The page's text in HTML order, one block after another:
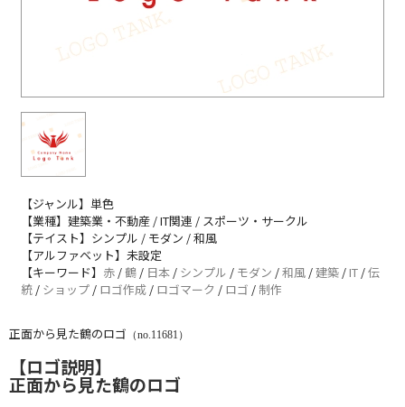
【ジャンル】単色
【業種】建築業・不動産 / IT関連 / スポーツ・サークル
【テイスト】シンプル / モダン / 和風
【アルファベット】未設定
【キーワード】 赤 /鶴 / 日本 / シンプル / モダン /和風 /建築 /IT /伝
統 / ショップ / ロゴ作成 / ロゴマーク / ロゴ / 制作
正面から見た鶴のロゴ （no.11681）
【ロゴ説明】
正面から見た鶴のロゴ